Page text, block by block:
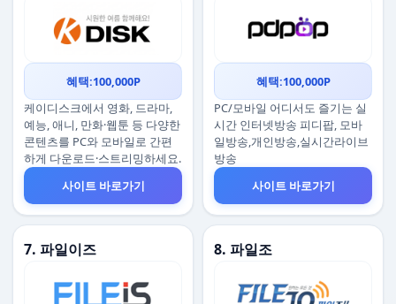
혜택:100,000P
케이디스크에서 영화, 드라마,
예능, 애니, 만화·웹툰 등 다양한
콘텐츠를 PC와 모바일로 간편
하게 다운로드·스트리밍하세요.
사이트 바로가기
혜택:100,000P
PC/모바일 어디서도 즐기는 실
시간 인터넷방송 피디팝, 모바
일방송,개인방송,실시간라이브
방송
사이트 바로가기
7. 파일이즈 8. 파일조